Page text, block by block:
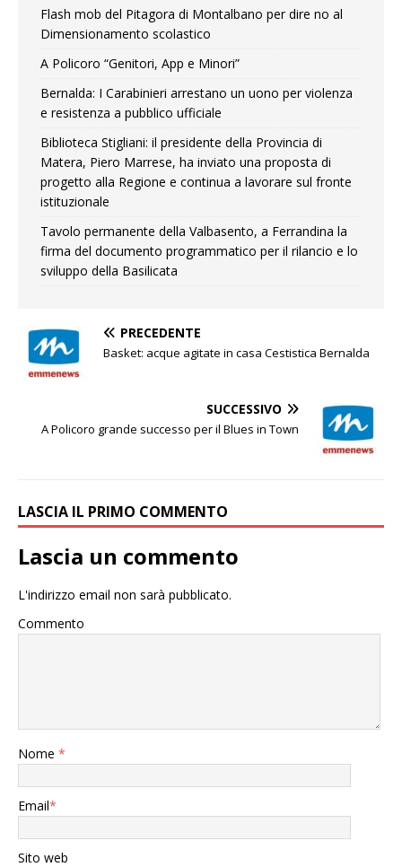
Flash mob del Pitagora di Montalbano per dire no al
Dimensionamento scolastico
A Policoro “Genitori, App e Minori”
Bernalda: I Carabinieri arrestano un uono per violenza
e resistenza a pubblico ufficiale
Biblioteca Stigliani: il presidente della Provincia di
Matera, Piero Marrese, ha inviato una proposta di
progetto alla Regione e continua a lavorare sul fronte
istituzionale
Tavolo permanente della Valbasento, a Ferrandina la
firma del documento programmatico per il rilancio e lo
sviluppo della Basilicata
PRECEDENTE
Basket: acque agitate in casa Cestistica Bernalda
SUCCESSIVO
A Policoro grande successo per il Blues in Town
LASCIA IL PRIMO COMMENTO
Lascia un commento
L'indirizzo email non sarà pubblicato.
Commento
Nome *
Email*
Sito web